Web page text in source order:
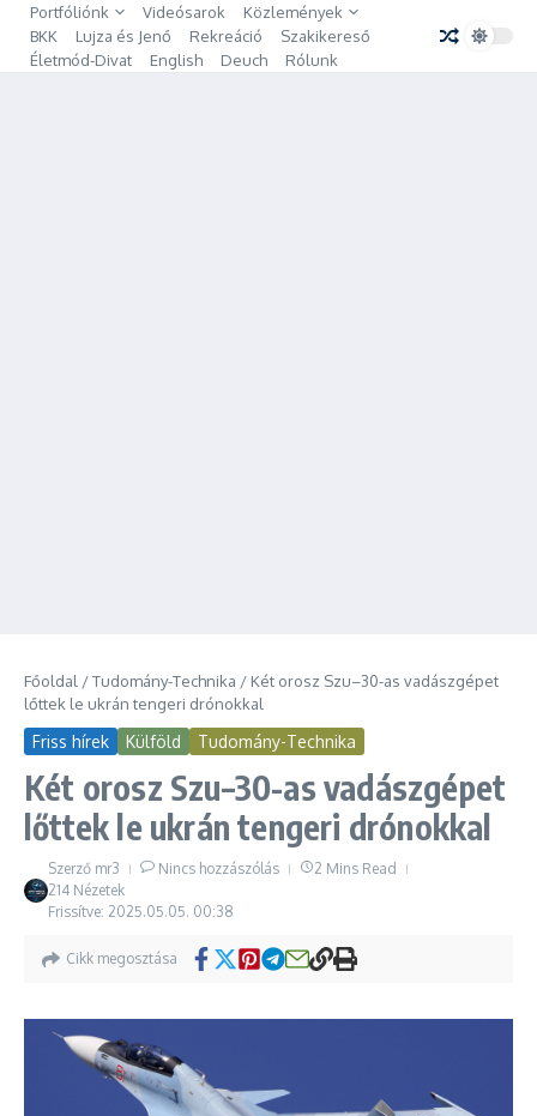
Ugrás a tartalomhoz
Portfóliónk Videósarok
Közlemények
BKK
Lujza és Jenő Rekreáció
Szakikereső
Életmód-Divat
English Deuch Rólunk
Főoldal /Tudomány-Technika / Két orosz Szu–30-as vadászgépet
lőttek le ukrán tengeri drónokkal
Friss hírek Külföld Tudomány-Technika
Két orosz Szu–30-as vadászgépet
lőttek le ukrán tengeri drónokkal
Szerző mr3 Nincs hozzászólás
2 Mins Read
214 Nézetek
Frissítve: 2025.05.05. 00:38
Cikk megosztása